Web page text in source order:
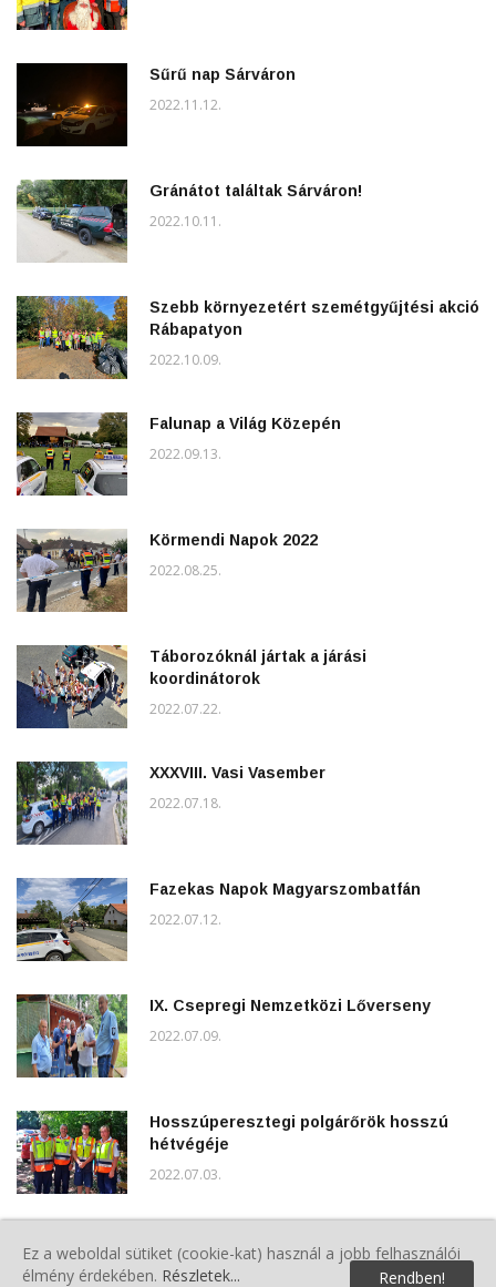
Sűrű nap Sárváron
2022.11.12.
Gránátot találtak Sárváron!
2022.10.11.
Szebb környezetért szemétgyűjtési akció
Rábapatyon
2022.10.09.
Falunap a Világ Közepén
2022.09.13.
Körmendi Napok 2022
2022.08.25.
Táborozóknál jártak a járási
koordinátorok
2022.07.22.
XXXVIII. Vasi Vasember
2022.07.18.
Fazekas Napok Magyarszombatfán
2022.07.12.
IX. Csepregi Nemzetközi Lőverseny
2022.07.09.
Hosszúperesztegi polgárőrök hosszú
hétvégéje
2022.07.03.
akcióval zárult szolgálat a Sárvári
járásban
Ez a weboldal sütiket (cookie-kat) használ a jobb felhasználói
élmény érdekében. Részletek... Rendben!